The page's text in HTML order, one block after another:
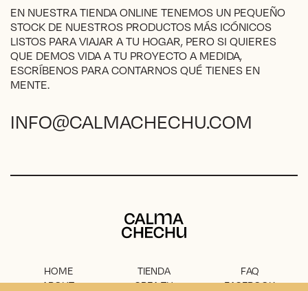
de
producto
EN NUESTRA TIENDA ONLINE TENEMOS UN PEQUEÑO
STOCK DE NUESTROS PRODUCTOS MÁS ICÓNICOS
LISTOS PARA VIAJAR A TU HOGAR, PERO SI QUIERES
QUE DEMOS VIDA A TU PROYECTO A MEDIDA,
ESCRÍBENOS PARA CONTARNOS QUÉ TIENES EN
MENTE.
INFO@CALMACHECHU.COM
HOME
ABOUT
TIENDA
CREA TU
FAQ
FACEBOOK